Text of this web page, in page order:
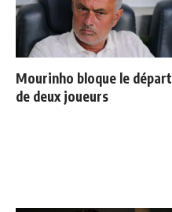
Mourinho bloque le départ
de deux joueurs